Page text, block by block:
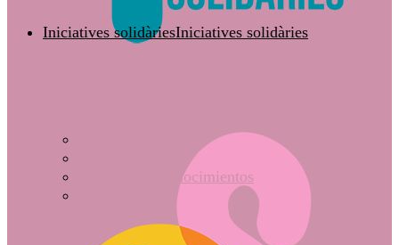
Iniciatives solidàriesIniciatives solidàries
Premios y reconocimientos